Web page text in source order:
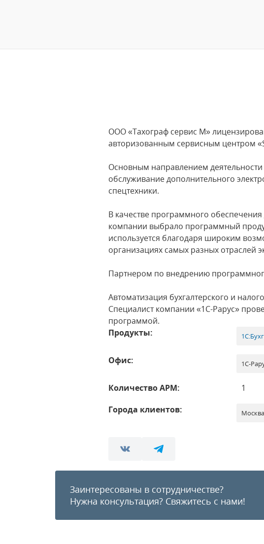
ООО «Тахограф сервис М»
авторизованным сервисным центром
Основным направлением
обслуживание дополнительного
спецтехники.
В качестве программного обеспечения
компании выбрало программный
используется благодаря широким
организациях самых разных отраслей
Партнером по внедрению
Автоматизация бухгалтерского и
Специалист компании «1С-Рарус»
программой.
Продукты:
Офис: 1С-
Количество АРМ:
1
Города клиентов:
Москва
Заинтересованы в сотрудничестве?
Нужна консультация? Свяжитесь с нами!